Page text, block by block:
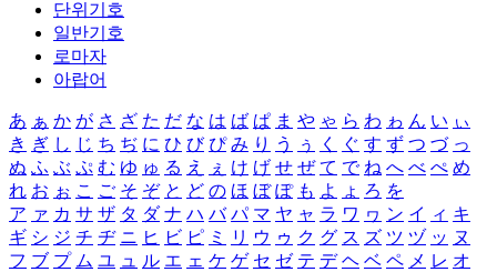
단위기호
일반기호
로마자
아랍어
あ ぁ か が さ ざ た だ な は ば ぱ ま や ゃ ら わ ゎ ん い ぃ
き ぎ し じ ち ぢ に ひ び ぴ み り う ぅ く ぐ す ず つ づ っ
ぬ ふ ぶ ぷ む ゆ ゅ る え ぇ け げ せ ぜ て で ね へ べ ぺ め
れ お ぉ こ ご そ ぞ と ど の ほ ぼ ぽ も よ ょ ろ を
ア ァ カ サ ザ タ ダ ナ ハ バ パ マ ヤ ャ ラ ワ ヮ ン イ ィ キ
ギ シ ジ チ ヂ ニ ヒ ビ ピ ミ リ ウ ゥ ク グ ス ズ ツ ヅ ッ ヌ
フ ブ プ ム ユ ュ ル エ ェ ケ ゲ セ ゼ テ デ ヘ ベ ペ メ レ オ